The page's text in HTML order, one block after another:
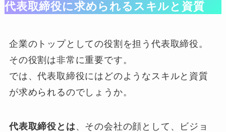
代表取締役に求められるスキルと資質
企業のトップとしての役割を担う代表取締役。
その役割は非常に重要です。
では、代表取締役にはどのようなスキルと資質
が求められるのでしょうか。
代表取締役とは 、その会社の顔として、ビジョ